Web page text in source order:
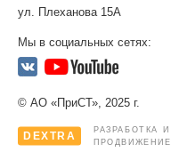
ул. Плеханова 15А
Мы в социальных сетях:
© АО «ПриСТ», 2025 г.
DEXTRA
РАЗРАБОТКА И
ПРОДВИЖЕНИЕ